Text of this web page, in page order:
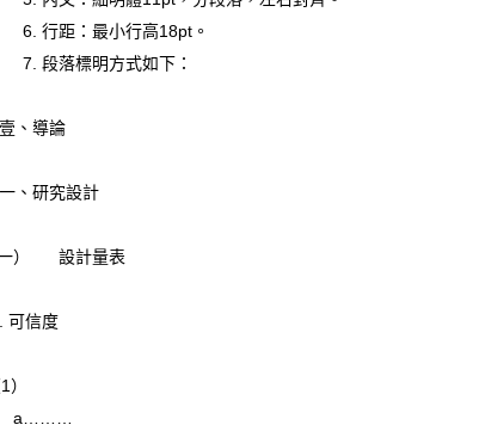
行距：最小行高18pt。
段落標明方式如下：
、導論
、研究設計
一） 設計量表
可信度
）